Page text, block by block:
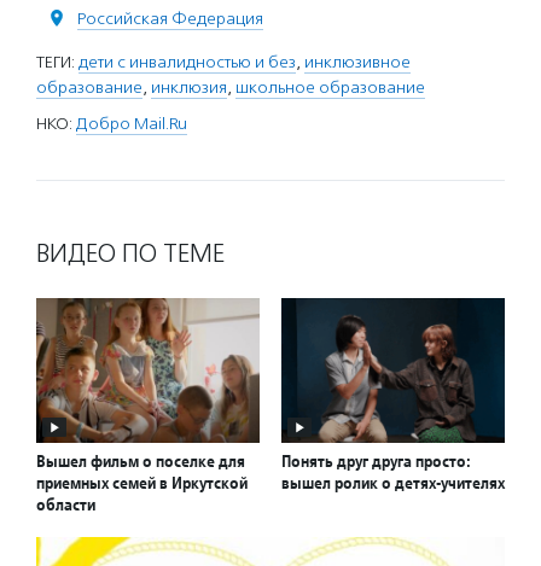
Российская Федерация
ТЕГИ: дети с инвалидностью и без, инклюзивное
образование, инклюзия, школьное образование
НКО: Добро Mail.Ru
ВИДЕО ПО ТЕМЕ
Вышел фильм о поселке для
приемных семей в Иркутской
области
Понять друг друга просто:
вышел ролик о детях-учителях